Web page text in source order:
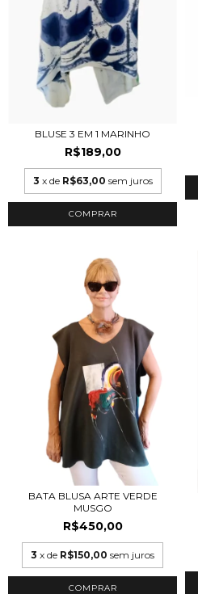
BLUSE 3 EM 1 MARINHO
R$189,00
3 x de R$63,00 sem juros
COMPRAR
BATA BLUSA ARTE VERDE
MUSGO
R$450,00
3 x de R$150,00 sem juros
COMPRAR